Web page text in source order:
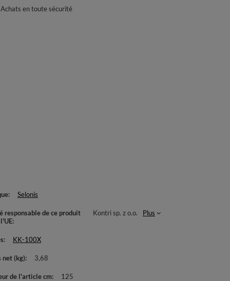
Achats en toute sécurité
Selonis
responsable de ce produit
Kontri sp. z o.o. Plus
KK-100X
net (kg) 3,68
de l'article cm 125